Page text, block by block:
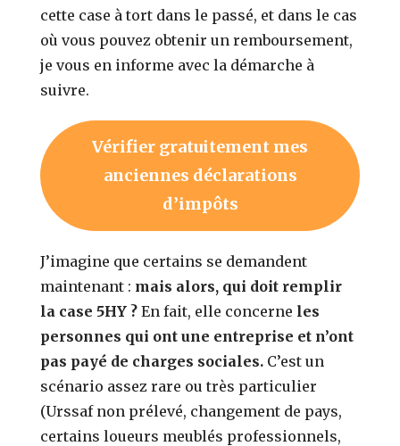
cette case à tort dans le passé, et dans le cas
où vous pouvez obtenir un remboursement,
je vous en informe avec la démarche à
suivre.
Vérifier gratuitement mes
anciennes déclarations
d’impôts
J’imagine que certains se demandent
maintenant : mais alors, qui doit remplir
la case 5HY ? En fait, elle concerne les
personnes qui ont une entreprise et n’ont
pas payé de charges sociales. C’est un
scénario assez rare ou très particulier
(Urssaf non prélevé, changement de pays,
certains loueurs meublés professionnels,